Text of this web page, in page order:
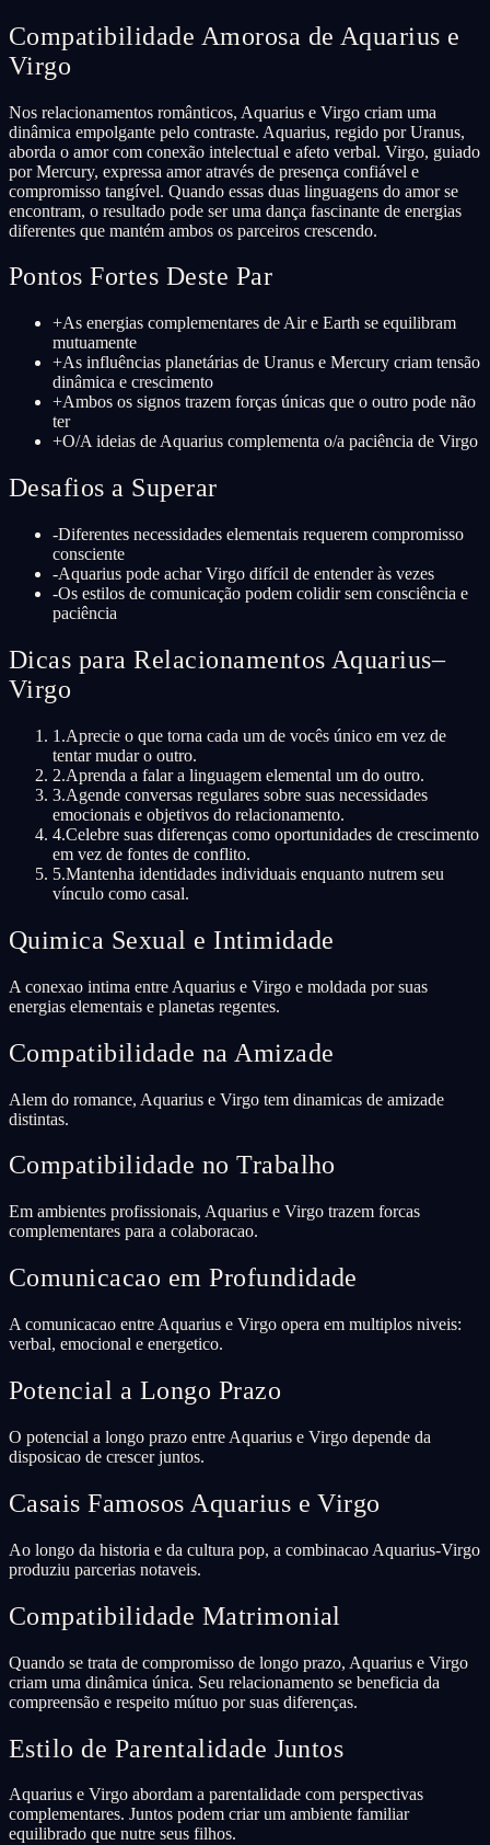
Compatibilidade Amorosa de Aquarius e
Virgo
Nos relacionamentos românticos, Aquarius e Virgo criam uma
dinâmica empolgante pelo contraste. Aquarius, regido por Uranus,
aborda o amor com conexão intelectual e afeto verbal. Virgo, guiado
por Mercury, expressa amor através de presença confiável e
compromisso tangível. Quando essas duas linguagens do amor se
encontram, o resultado pode ser uma dança fascinante de energias
diferentes que mantém ambos os parceiros crescendo.
Pontos Fortes Deste Par
+As energias complementares de Air e Earth se equilibram
mutuamente
+As influências planetárias de Uranus e Mercury criam tensão
dinâmica e crescimento
+Ambos os signos trazem forças únicas que o outro pode não
ter
+O/A ideias de Aquarius complementa o/a paciência de Virgo
Desafios a Superar
-Diferentes necessidades elementais requerem compromisso
consciente
-Aquarius pode achar Virgo difícil de entender às vezes
-Os estilos de comunicação podem colidir sem consciência e
paciência
Dicas para Relacionamentos Aquarius–
Virgo
1 .Aprecie o que torna cada um de vocês único em vez de
tentar mudar o outro.
2.Aprenda a falar a linguagem elemental um do outro.
3.Agende conversas regulares sobre suas necessidades
emocionais e objetivos do relacionamento.
4.Celebre suas diferenças como oportunidades de crescimento
em vez de fontes de conflito.
5.Mantenha identidades individuais enquanto nutrem seu
vínculo como casal.
Quimica Sexual e Intimidade
A conexao intima entre Aquarius e Virgo e moldada por suas
energias elementais e planetas regentes.
Compatibilidade na Amizade
Alem do romance, Aquarius e Virgo tem dinamicas de amizade
distintas.
Compatibilidade no Trabalho
Em ambientes profissionais, Aquarius e Virgo trazem forcas
complementares para a colaboracao.
Comunicacao em Profundidade
A comunicacao entre Aquarius e Virgo opera em multiplos niveis:
verbal, emocional e energetico.
Potencial a Longo Prazo
O potencial a longo prazo entre Aquarius e Virgo depende da
disposicao de crescer juntos.
Casais Famosos Aquarius e Virgo
Ao longo da historia e da cultura pop, a combinacao Aquarius-Virgo
produziu parcerias notaveis.
Compatibilidade Matrimonial
Quando se trata de compromisso de longo prazo, Aquarius e Virgo
criam uma dinâmica única. Seu relacionamento se beneficia da
compreensão e respeito mútuo por suas diferenças.
Estilo de Parentalidade Juntos
Aquarius e Virgo abordam a parentalidade com perspectivas
complementares. Juntos podem criar um ambiente familiar
equilibrado que nutre seus filhos.